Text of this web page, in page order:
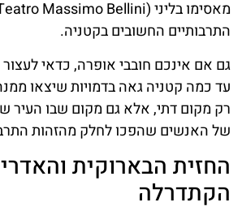
התרבותיים החשובים בקטניה.
גם אם אינכם חובבי אופרה, כדאי לעצור
עד כמה קטניה גאה בדמויות שיצאו
רק מקום דתי, אלא גם מקום שבו העיר
של האנשים שהפכו לחלק מהזהות
החזית הבארוקית
הקתדרלה